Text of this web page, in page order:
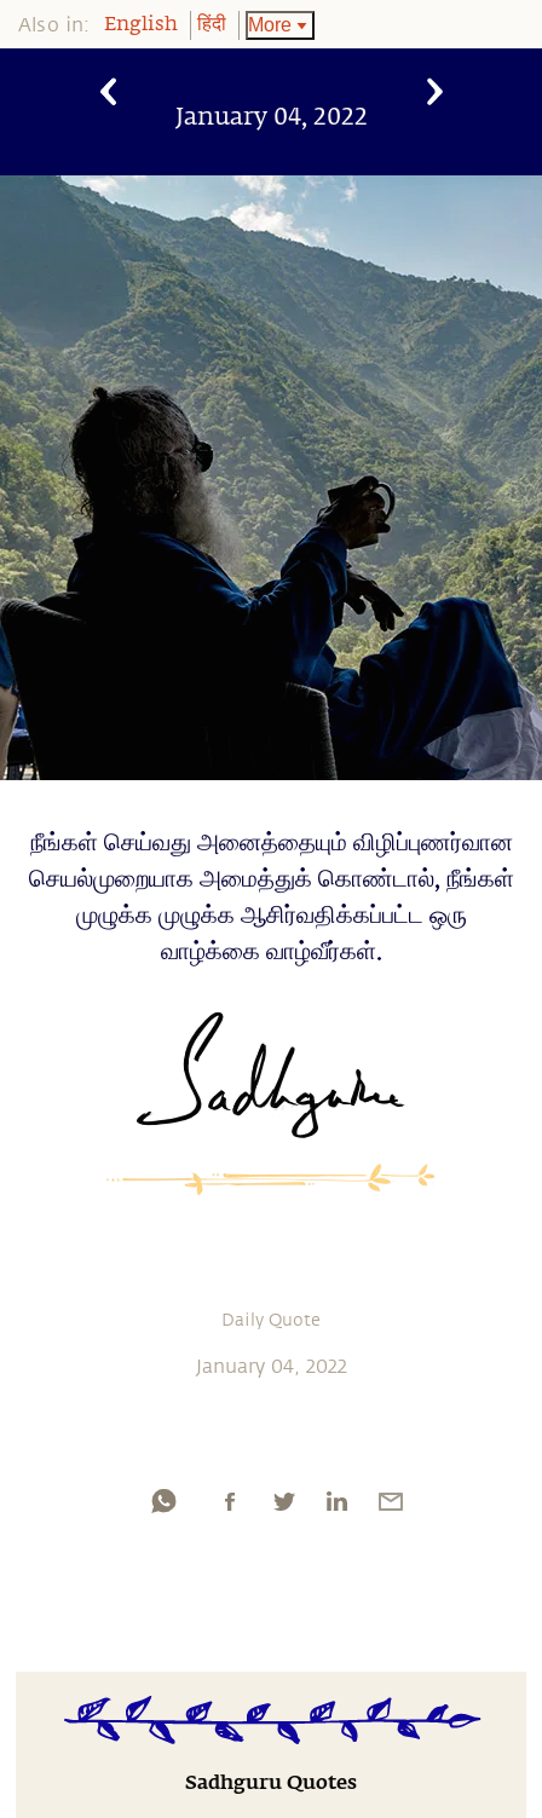
Also in: English हिंदी More
January 04, 2022
நீங்கள் செய்வது அனைத்தையும் விழிப்புணர்வான
செயல்முறையாக அமைத்துக் கொண்டால், நீங்கள்
முழுக்க முழுக்க ஆசிர்வதிக்கப்பட்ட ஒரு
வாழ்க்கை வாழ்வீர்கள்.
Daily Quote
January 04, 2022
Sadhguru Quotes